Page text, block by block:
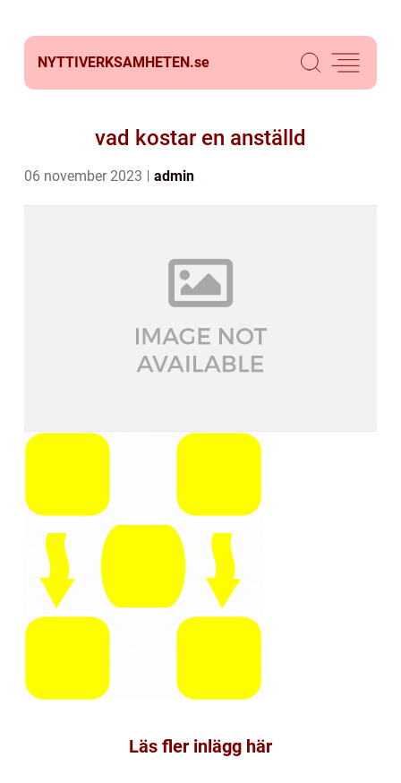
NYTTIVERKSAMHETEN.se
vad kostar en anställd
06 november 2023 admin
Läs fler inlägg här